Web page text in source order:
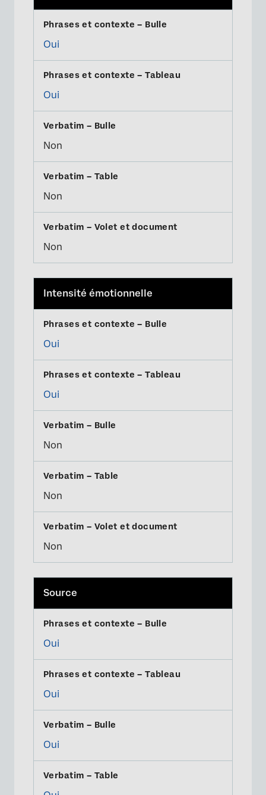
Oui
Oui
Non
Non
Non
Intensité émotionnelle
Oui
Oui
Non
Non
Non
Source
Oui
Oui
Oui